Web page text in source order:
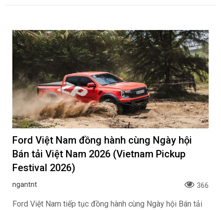
Ford Việt Nam đồng hành cùng Ngày hội
Bán tải Việt Nam 2026 (Vietnam Pickup
Festival 2026)
ngantnt 366
Ford Việt Nam tiếp tục đồng hành cùng Ngày hội Bán tải